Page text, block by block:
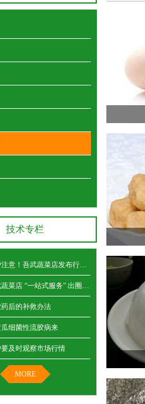
技术专栏
蔬菜店发布行情分析，教你 “盯紧市场巧赚钱”
站式服务” 出圈，成企事业单位后勤 “贴心管家”
后的补救办法
细菌性流胶病来
及时观察市场行情
MORE